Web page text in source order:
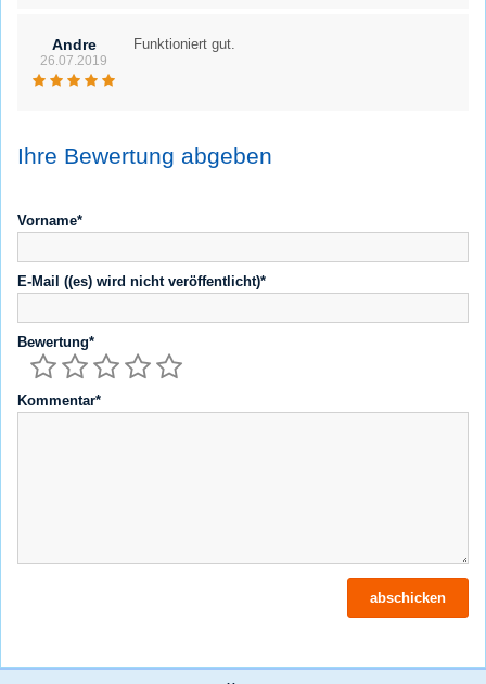
Andre
26.07.2019
Funktioniert gut.
Ihre Bewertung abgeben
Vorname*
E-Mail ((es) wird nicht veröffentlicht)*
Bewertung*
Kommentar*